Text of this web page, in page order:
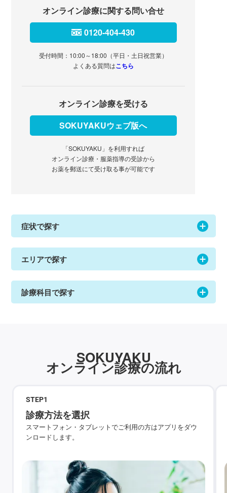
オンライン診療に関する問い合せ
0120-404-430
受付時間：10:00～18:00（平日・土日祝営業）
よくある質問はこちら
オンライン診療を受ける
SOKUYAKUウェブ版へ
「SOKUYAKU」を利用すれば
オンライン診療・服薬指導の受診から
お薬を郵送にて受け取る事が可能です
症状で探す
エリアで探す
診療科目で探す
SOKUYAKU
オンライン診療の流れ
STEP1
診療方法を選択
スマートフォン・タブレットでご利用の方はアプリをダウ
ンロードします。